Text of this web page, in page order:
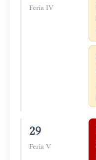
Feria IV
29
Feria V